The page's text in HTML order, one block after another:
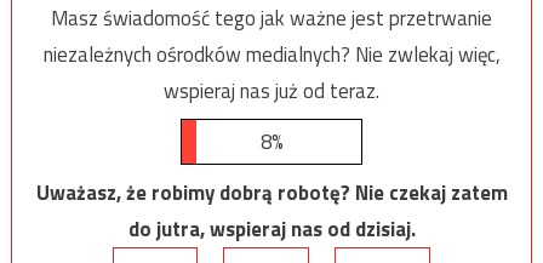
Masz świadomość tego jak ważne jest przetrwanie
niezależnych ośrodków medialnych? Nie zwlekaj więc,
wspieraj nas już od teraz.
8%
Uważasz, że robimy dobrą robotę? Nie czekaj zatem
do jutra, wspieraj nas od dzisiaj.